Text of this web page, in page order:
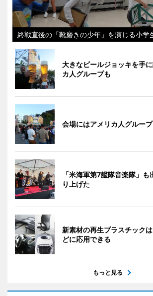
終戦直後の「靴磨きの少年」を演じる小学
大きなビールジョッキを手
カ人グループも
会場にはアメリカ人グルー
「米海軍第7艦隊音楽隊」
り上げた
新素材の再生プラスチック
どに応用できる
もっと見る